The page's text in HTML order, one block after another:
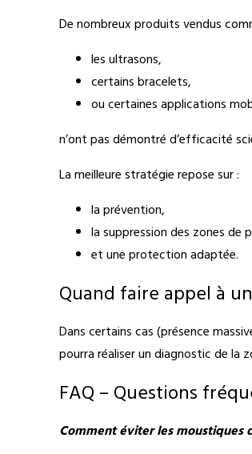
De nombreux produits vendus
les ultrasons,
certains bracelets,
ou certaines applications
n’ont pas démontré d’efficacité
La meilleure stratégie repose sur :
la prévention,
la suppression des zones de
et une protection adaptée.
Quand faire appel à
Dans certains cas (présence
pourra réaliser un diagnostic de la
FAQ – Questions
Comment éviter les moustiques